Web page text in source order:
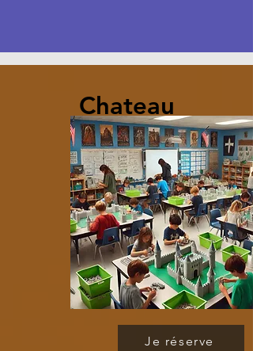
Chateau
fort en
LEGO
Je réserve